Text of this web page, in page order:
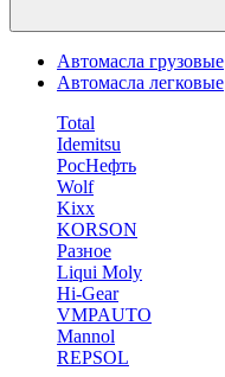
Автомасла грузовые
Автомасла легковые
Total
Idemitsu
РосНефть
Wolf
Kixx
KORSON
Разное
Liqui Moly
Hi-Gear
VMPAUTO
Mannol
REPSOL